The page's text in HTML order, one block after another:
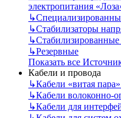
электропитания
↳
↳Стабилизаторы
↳
↳Резервные
Показать все
Кабели и провода
↳Кабели «витая
↳Кабели волоконно-
↳Кабели для